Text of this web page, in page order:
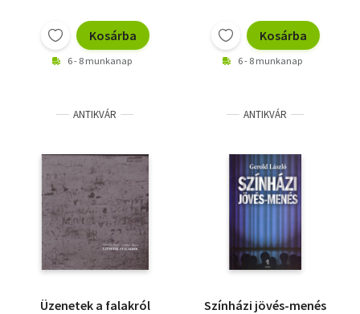
Kosárba
6 - 8 munkanap
Kosárba
6 - 8 munkanap
ANTIKVÁR
Üzenetek a falakról
ANTIKVÁR
Színházi jövés-menés